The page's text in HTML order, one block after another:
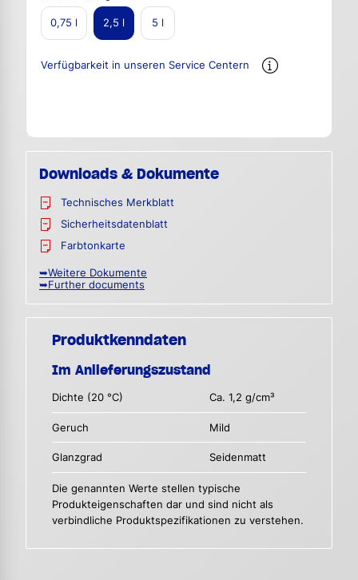
0,75 l 2,5 l 5 l
Verfügbarkeit in unseren Service Centern
Downloads & Dokumente
Technisches Merkblatt
Sicherheitsdatenblatt
Farbtonkarte
➥Weitere Dokumente
➥Further documents
Produktkenndaten
Im Anlieferungszustand
Dichte (20 °C) Ca. 1,2 g/cm³
Geruch Mild
Glanzgrad Seidenmatt
Die genannten Werte stellen typische
Produkteigenschaften dar und sind nicht als
verbindliche Produktspezifikationen zu verstehen.